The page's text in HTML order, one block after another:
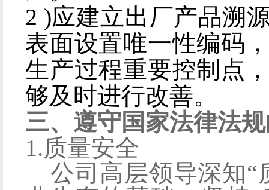
2 )应建立出厂产品溯
表面设置唯一性编码
生产过程重要控制点
够及时进行改善。
三、遵守国家法律法
1.质量安全
公司高层领导深知“